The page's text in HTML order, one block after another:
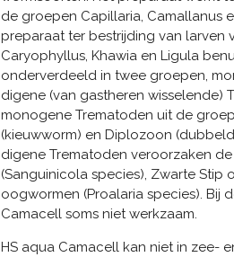
de groepen Capillaria, Camallanus
preparaat ter bestrijding van larven
Caryophyllus, Khawia en Ligula
onderverdeeld in twee groepen,
digene (van gastheren wisselende)
monogene Trematoden uit de
(kieuwworm) en Diplozoon
digene Trematoden veroorzaken
(Sanguinicola species), Zwarte Stip
oogwormen (Proalaria species). Bij
Camacell soms niet werkzaam.
HS aqua Camacell kan niet in zee-